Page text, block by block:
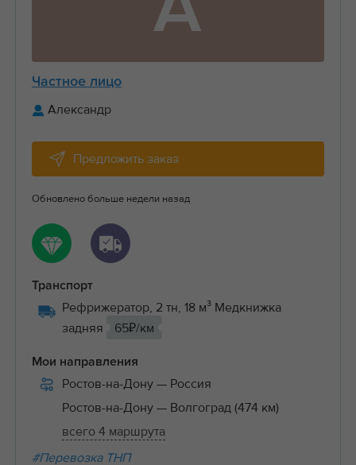
Частное лицо
Александр
Предложить заказ
Обновлено больше недели назад
Транспорт
Рефрижератор, 2 тн, 18 м³ Медкнижка
задняя
65₽/км
Мои направления
Ростов-на-Дону — Россия
Ростов-на-Дону — Волгоград (474 км)
всего 4 маршрута
#Перевозка ТНП